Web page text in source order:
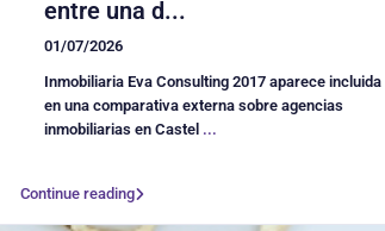
entre una d...
01/07/2026
Inmobiliaria Eva Consulting 2017 aparece incluida
en una comparativa externa sobre agencias
inmobiliarias en Castel ...
Continue reading